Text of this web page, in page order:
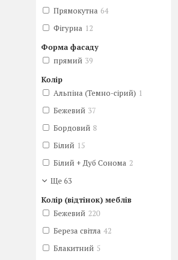
Прямокутна 64
Фігурна 12
Форма фасаду
прямий 39
Колір
Альпіна (Темно-сірий) 1
Бежевий 37
Бордовий 8
Білий 15
Білий + Дуб Сонома 2
Ще 63
Колір (відтінок) меблів
Бежевий 220
Береза світла 42
Блакитний 5